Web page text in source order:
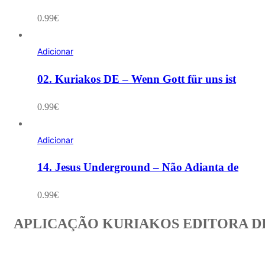
0.99€
Adicionar
02. Kuriakos DE – Wenn Gott für uns ist
0.99€
Adicionar
14. Jesus Underground – Não Adianta de
0.99€
APLICAÇÃO KURIAKOS EDITORA